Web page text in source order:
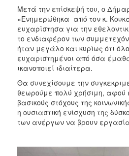
Μετά την επίσκεψή του, ο
«Ενημερώθηκα από τον κ.
ευχαρίστησα για την
το ενδιαφέρον των
ήταν μεγάλο και κυρίως ότι
ευχαριστημένοι από όσα
ικανοποιεί ιδιαίτερα.
Θα συνεχίσουμε την
θεωρούμε πολύ χρήσιμη, αφού
βασικούς στόχους της
η ουσιαστική ενίσχυση της
των ανέργων να βρουν